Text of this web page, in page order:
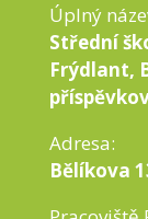
Úplný
Střední
Frýdlant,
Adresa:
Bělíkova